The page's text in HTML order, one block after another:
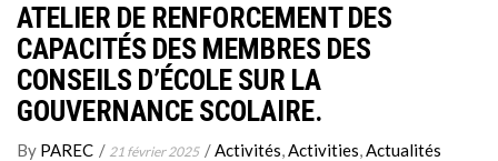
ACTIVITÉS
DOCUMENTS
MARCHÉS
ATELIER DE RENFORCEMENT DES
CAPACITÉS DES MEMBRES DES
CONSEILS D’ÉCOLE SUR LA
GOUVERNANCE SCOLAIRE.
By PAREC / 21 février 2025 /Activités,Activities,Actualités